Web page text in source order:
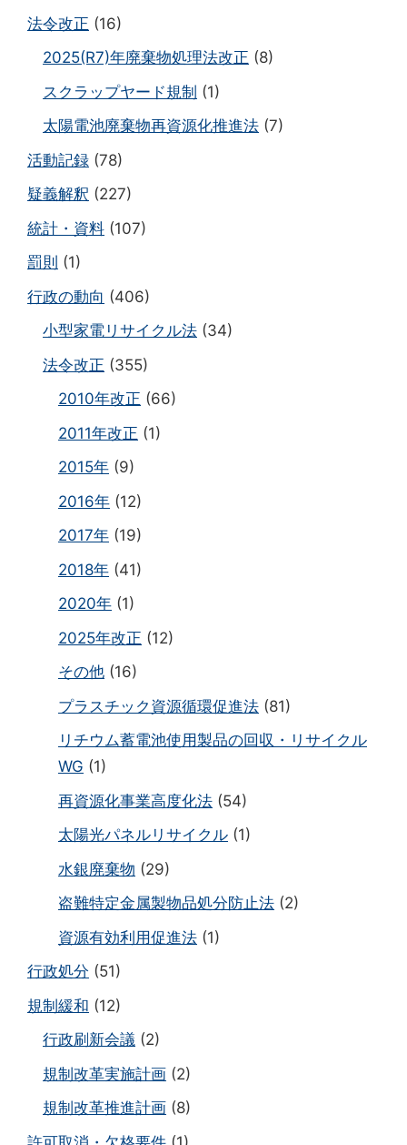
法令改正 (16)
2025(R7)年廃棄物処理法改正 (8)
スクラップヤード規制 (1)
太陽電池廃棄物再資源化推進法 (7)
活動記録 (78)
疑義解釈 (227)
統計・資料 (107)
罰則 (1)
行政の動向 (406)
小型家電リサイクル法 (34)
法令改正 (355)
2010年改正 (66)
2011年改正 (1)
2015年 (9)
2016年 (12)
2017年 (19)
2018年 (41)
2020年 (1)
2025年改正 (12)
その他 (16)
プラスチック資源循環促進法 (81)
リチウム蓄電池使用製品の回収・リサイクル
WG (1)
再資源化事業高度化法 (54)
太陽光パネルリサイクル (1)
水銀廃棄物 (29)
盗難特定金属製物品処分防止法 (2)
資源有効利用促進法 (1)
行政処分 (51)
規制緩和 (12)
行政刷新会議 (2)
規制改革実施計画 (2)
規制改革推進計画 (8)